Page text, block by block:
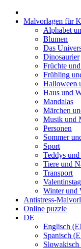
Malvorlagen für
Alphabet
Blumen
Das
Dinosaurier
Früchte
Frühling
Halloween
Haus und
Mandalas
Märchen
Musik und
Personen
Sommer
Sport
Teddys
Tiere und
Transport
Winter und
Antistress-
Online puzzle
DE
Englisch
Spanisch